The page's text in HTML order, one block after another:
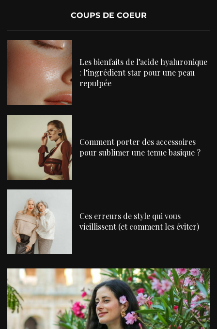
COUPS DE COEUR
Les bienfaits de l’acide hyaluronique
: l’ingrédient star pour une peau
repulpée
Comment porter des accessoires
pour sublimer une tenue basique ?
Ces erreurs de style qui vous
vieillissent (et comment les éviter)